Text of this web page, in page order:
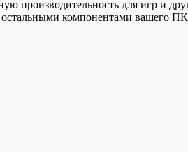
производительность для игр и
компонентами вашего